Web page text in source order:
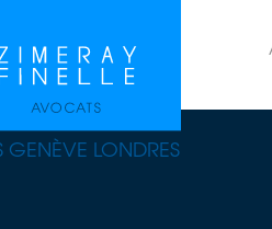
GENÈVE LONDRES